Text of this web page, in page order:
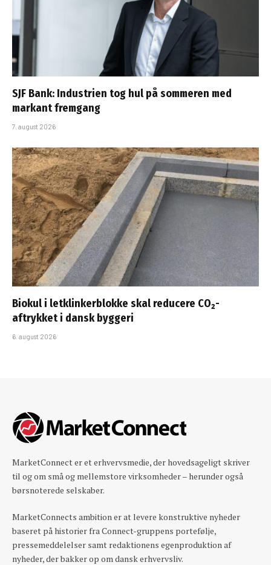
SJF Bank: Industrien tog hul på sommeren med
markant fremgang
7. august 2026
Biokul i letklinkerblokke skal reducere CO₂-
aftrykket i dansk byggeri
6. august 2026
MarketConnect er et erhvervsmedie, der hovedsageligt skriver
til og om små og mellemstore virksomheder – herunder også
børsnoterede selskaber.
MarketConnects ambition er at levere konstruktive nyheder
baseret på historier fra Connect-gruppens portefølje,
pressemeddelelser samt redaktionens egenproduktion af
nyheder, der bakker op om dansk erhvervsliv.